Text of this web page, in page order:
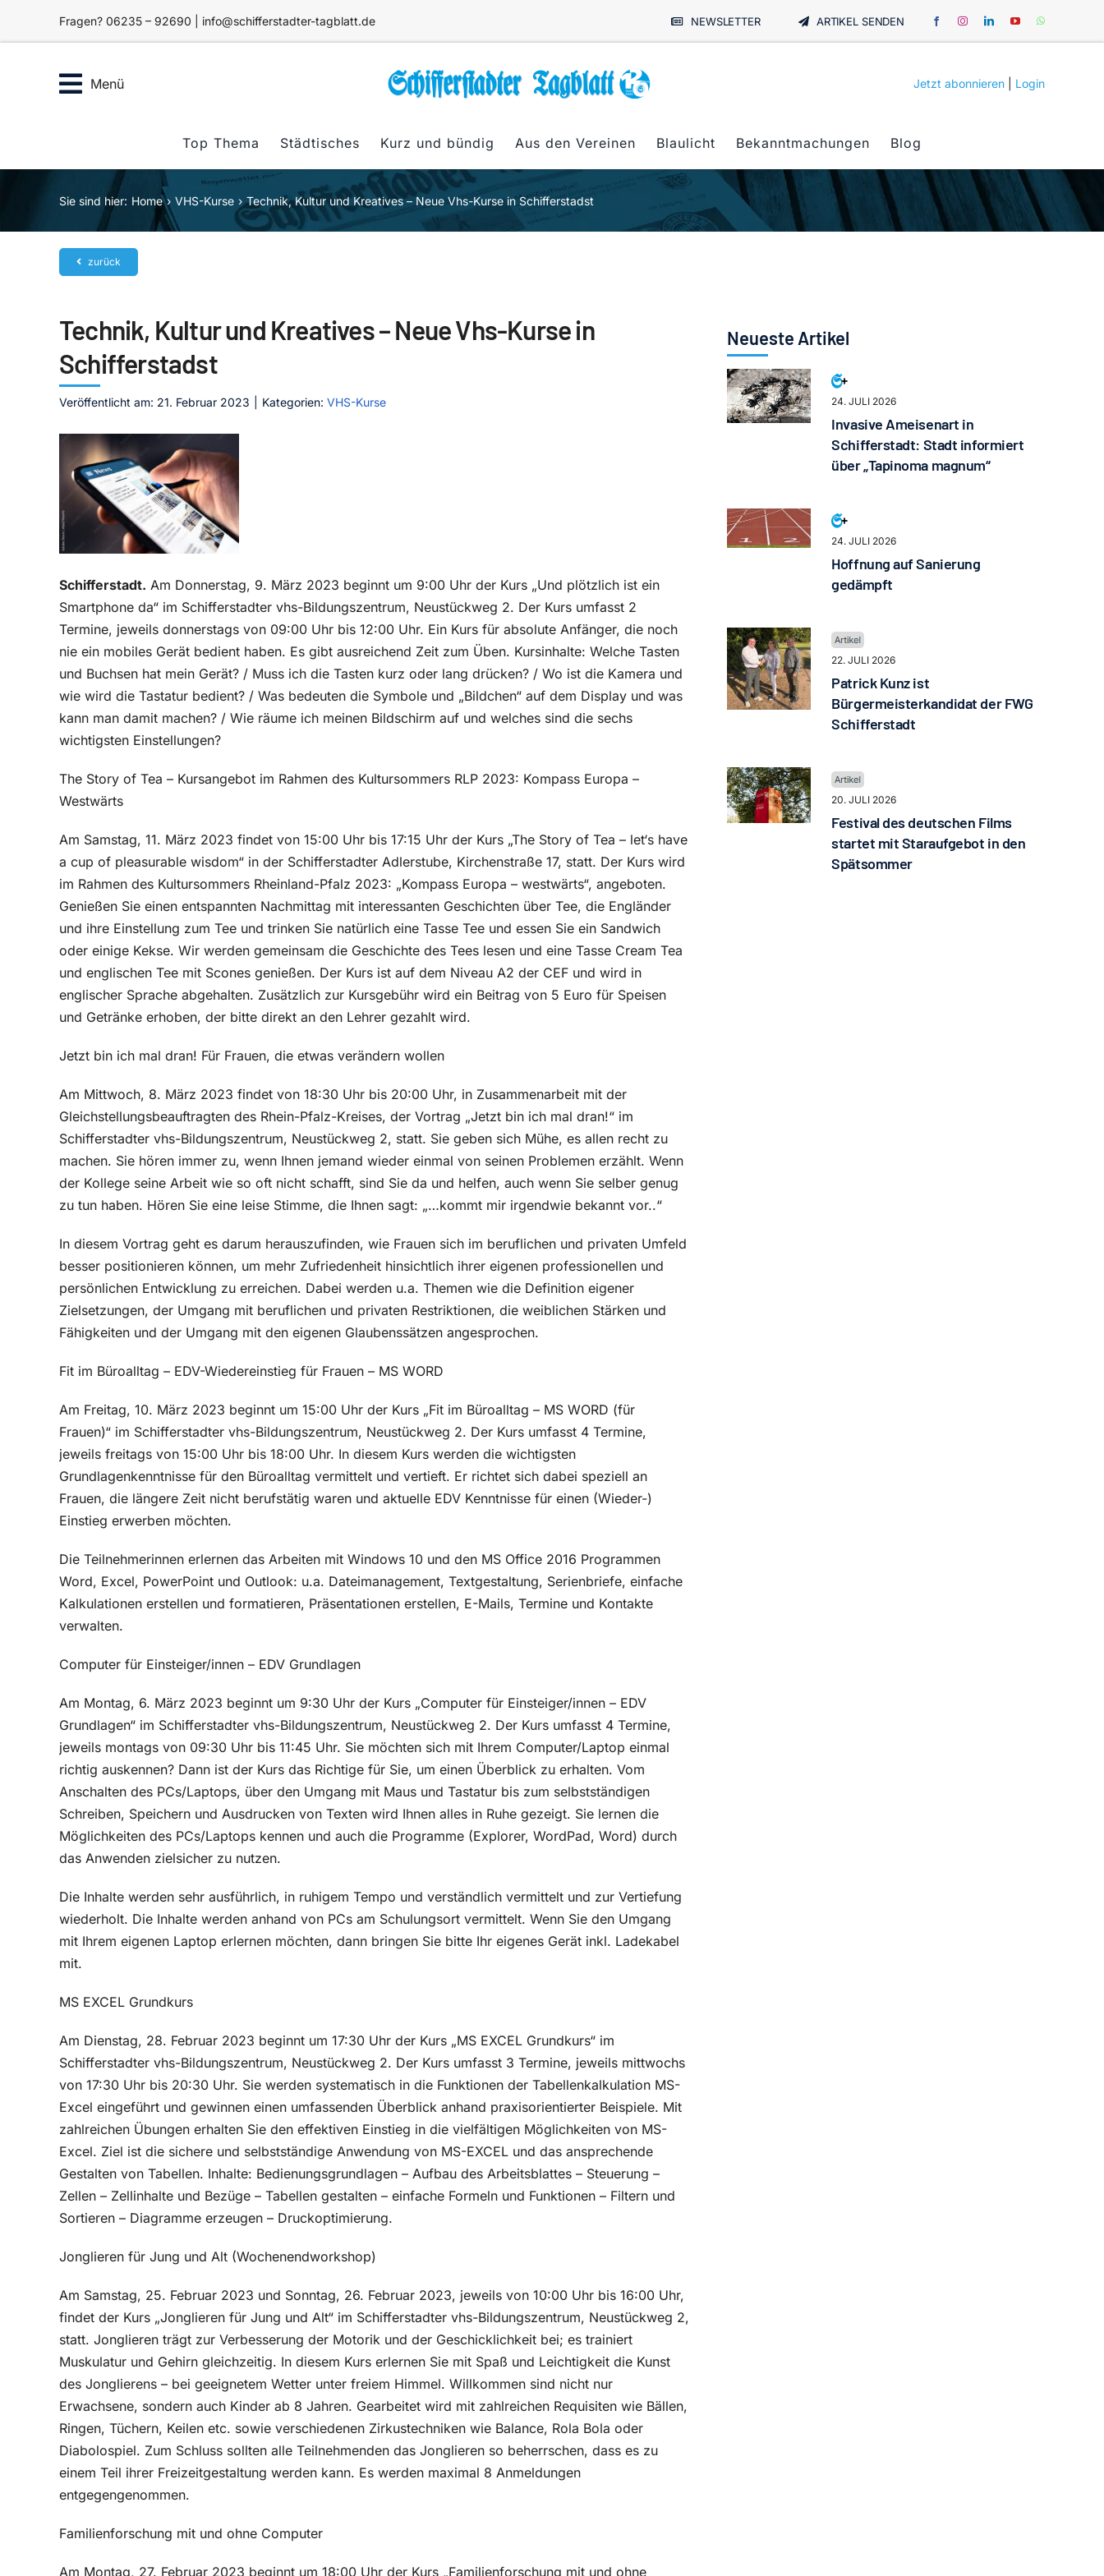
Fragen? 06235 – 92690 | info@schifferstadter-tagblatt.de NEWSLETTER ARTIKEL SENDEN
Menü Jetzt abonnieren Login
Top Thema Städtisches Kurz und bündig Aus den Vereinen Blaulicht Bekanntmachungen Blog
Sie sind hier: Home VHS-Kurse Technik, Kultur und Kreatives – Neue Vhs-Kurse in Schifferstadst
zurück
Technik, Kultur und Kreatives – Neue Vhs-Kurse in
Schifferstadst
Veröffentlicht am: 21. Februar 2023 Kategorien: VHS-Kurse
Schifferstadt. Am Donnerstag, 9. März 2023 beginnt um 9:00 Uhr der Kurs „Und plötzlich ist ein
Smartphone da“ im Schifferstadter vhs-Bildungszentrum, Neustückweg 2. Der Kurs umfasst 2
Termine, jeweils donnerstags von 09:00 Uhr bis 12:00 Uhr. Ein Kurs für absolute Anfänger, die noch
nie ein mobiles Gerät bedient haben. Es gibt ausreichend Zeit zum Üben. Kursinhalte: Welche Tasten
und Buchsen hat mein Gerät? / Muss ich die Tasten kurz oder lang drücken? / Wo ist die Kamera und
wie wird die Tastatur bedient? / Was bedeuten die Symbole und „Bildchen“ auf dem Display und was
kann man damit machen? / Wie räume ich meinen Bildschirm auf und welches sind die sechs
wichtigsten Einstellungen?
The Story of Tea – Kursangebot im Rahmen des Kultursommers RLP 2023: Kompass Europa –
Westwärts
Am Samstag, 11. März 2023 findet von 15:00 Uhr bis 17:15 Uhr der Kurs „The Story of Tea – let‘s have
a cup of pleasurable wisdom“ in der Schifferstadter Adlerstube, Kirchenstraße 17, statt. Der Kurs wird
im Rahmen des Kultursommers Rheinland-Pfalz 2023: „Kompass Europa – westwärts“, angeboten.
Genießen Sie einen entspannten Nachmittag mit interessanten Geschichten über Tee, die Engländer
und ihre Einstellung zum Tee und trinken Sie natürlich eine Tasse Tee und essen Sie ein Sandwich
oder einige Kekse. Wir werden gemeinsam die Geschichte des Tees lesen und eine Tasse Cream Tea
und englischen Tee mit Scones genießen. Der Kurs ist auf dem Niveau A2 der CEF und wird in
englischer Sprache abgehalten. Zusätzlich zur Kursgebühr wird ein Beitrag von 5 Euro für Speisen
und Getränke erhoben, der bitte direkt an den Lehrer gezahlt wird.
Jetzt bin ich mal dran! Für Frauen, die etwas verändern wollen
Am Mittwoch, 8. März 2023 findet von 18:30 Uhr bis 20:00 Uhr, in Zusammenarbeit mit der
Gleichstellungsbeauftragten des Rhein-Pfalz-Kreises, der Vortrag „Jetzt bin ich mal dran!“ im
Schifferstadter vhs-Bildungszentrum, Neustückweg 2, statt. Sie geben sich Mühe, es allen recht zu
machen. Sie hören immer zu, wenn Ihnen jemand wieder einmal von seinen Problemen erzählt. Wenn
der Kollege seine Arbeit wie so oft nicht schafft, sind Sie da und helfen, auch wenn Sie selber genug
zu tun haben. Hören Sie eine leise Stimme, die Ihnen sagt: „…kommt mir irgendwie bekannt vor..“
In diesem Vortrag geht es darum herauszufinden, wie Frauen sich im beruflichen und privaten Umfeld
besser positionieren können, um mehr Zufriedenheit hinsichtlich ihrer eigenen professionellen und
persönlichen Entwicklung zu erreichen. Dabei werden u.a. Themen wie die Definition eigener
Zielsetzungen, der Umgang mit beruflichen und privaten Restriktionen, die weiblichen Stärken und
Fähigkeiten und der Umgang mit den eigenen Glaubenssätzen angesprochen.
Fit im Büroalltag – EDV-Wiedereinstieg für Frauen – MS WORD
Am Freitag, 10. März 2023 beginnt um 15:00 Uhr der Kurs „Fit im Büroalltag – MS WORD (für
Frauen)“ im Schifferstadter vhs-Bildungszentrum, Neustückweg 2. Der Kurs umfasst 4 Termine,
jeweils freitags von 15:00 Uhr bis 18:00 Uhr. In diesem Kurs werden die wichtigsten
Grundlagenkenntnisse für den Büroalltag vermittelt und vertieft. Er richtet sich dabei speziell an
Frauen, die längere Zeit nicht berufstätig waren und aktuelle EDV Kenntnisse für einen (Wieder-)
Einstieg erwerben möchten.
Die Teilnehmerinnen erlernen das Arbeiten mit Windows 10 und den MS Office 2016 Programmen
Word, Excel, PowerPoint und Outlook: u.a. Dateimanagement, Textgestaltung, Serienbriefe, einfache
Kalkulationen erstellen und formatieren, Präsentationen erstellen, E-Mails, Termine und Kontakte
verwalten.
Computer für Einsteiger/innen – EDV Grundlagen
Am Montag, 6. März 2023 beginnt um 9:30 Uhr der Kurs „Computer für Einsteiger/innen – EDV
Grundlagen“ im Schifferstadter vhs-Bildungszentrum, Neustückweg 2. Der Kurs umfasst 4 Termine,
jeweils montags von 09:30 Uhr bis 11:45 Uhr. Sie möchten sich mit Ihrem Computer/Laptop einmal
richtig auskennen? Dann ist der Kurs das Richtige für Sie, um einen Überblick zu erhalten. Vom
Anschalten des PCs/Laptops, über den Umgang mit Maus und Tastatur bis zum selbstständigen
Schreiben, Speichern und Ausdrucken von Texten wird Ihnen alles in Ruhe gezeigt. Sie lernen die
Möglichkeiten des PCs/Laptops kennen und auch die Programme (Explorer, WordPad, Word) durch
das Anwenden zielsicher zu nutzen.
Die Inhalte werden sehr ausführlich, in ruhigem Tempo und verständlich vermittelt und zur Vertiefung
wiederholt. Die Inhalte werden anhand von PCs am Schulungsort vermittelt. Wenn Sie den Umgang
mit Ihrem eigenen Laptop erlernen möchten, dann bringen Sie bitte Ihr eigenes Gerät inkl. Ladekabel
mit.
MS EXCEL Grundkurs
Am Dienstag, 28. Februar 2023 beginnt um 17:30 Uhr der Kurs „MS EXCEL Grundkurs“ im
Schifferstadter vhs-Bildungszentrum, Neustückweg 2. Der Kurs umfasst 3 Termine, jeweils mittwochs
von 17:30 Uhr bis 20:30 Uhr. Sie werden systematisch in die Funktionen der Tabellenkalkulation MS-
Excel eingeführt und gewinnen einen umfassenden Überblick anhand praxisorientierter Beispiele. Mit
zahlreichen Übungen erhalten Sie den effektiven Einstieg in die vielfältigen Möglichkeiten von MS-
Excel. Ziel ist die sichere und selbstständige Anwendung von MS-EXCEL und das ansprechende
Gestalten von Tabellen. Inhalte: Bedienungsgrundlagen – Aufbau des Arbeitsblattes – Steuerung –
Zellen – Zellinhalte und Bezüge – Tabellen gestalten – einfache Formeln und Funktionen – Filtern und
Sortieren – Diagramme erzeugen – Druckoptimierung.
Jonglieren für Jung und Alt (Wochenendworkshop)
Am Samstag, 25. Februar 2023 und Sonntag, 26. Februar 2023, jeweils von 10:00 Uhr bis 16:00 Uhr,
findet der Kurs „Jonglieren für Jung und Alt“ im Schifferstadter vhs-Bildungszentrum, Neustückweg 2,
statt. Jonglieren trägt zur Verbesserung der Motorik und der Geschicklichkeit bei; es trainiert
Muskulatur und Gehirn gleichzeitig. In diesem Kurs erlernen Sie mit Spaß und Leichtigkeit die Kunst
des Jonglierens – bei geeignetem Wetter unter freiem Himmel. Willkommen sind nicht nur
Erwachsene, sondern auch Kinder ab 8 Jahren. Gearbeitet wird mit zahlreichen Requisiten wie Bällen,
Ringen, Tüchern, Keilen etc. sowie verschiedenen Zirkustechniken wie Balance, Rola Bola oder
Diabolospiel. Zum Schluss sollten alle Teilnehmenden das Jonglieren so beherrschen, dass es zu
einem Teil ihrer Freizeitgestaltung werden kann. Es werden maximal 8 Anmeldungen
entgegengenommen.
Familienforschung mit und ohne Computer
Am Montag, 27. Februar 2023 beginnt um 18:00 Uhr der Kurs „Familienforschung mit und ohne
Neueste Artikel
24. JULI 2026
Invasive Ameisenart in
Schifferstadt: Stadt informiert
über „Tapinoma magnum“
24. JULI 2026
Hoffnung auf Sanierung
gedämpft
22. JULI 2026
Patrick Kunz ist
Bürgermeisterkandidat der FWG
Schifferstadt
20. JULI 2026
Festival des deutschen Films
startet mit Staraufgebot in den
Spätsommer